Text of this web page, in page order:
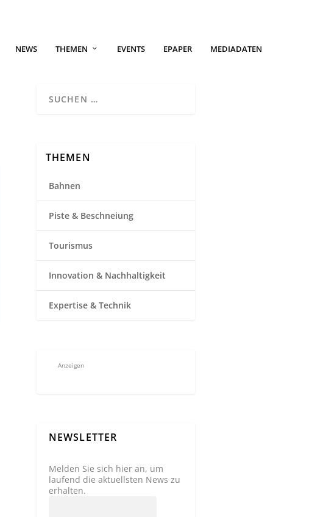
NEWS THEMEN EVENTS EPAPER MEDIADATEN
THEMEN
Bahnen
Piste & Beschneiung
Tourismus
Innovation & Nachhaltigkeit
Expertise & Technik
Anzeigen
NEWSLETTER
Melden Sie sich hier an, um
laufend die aktuellsten News zu
erhalten.